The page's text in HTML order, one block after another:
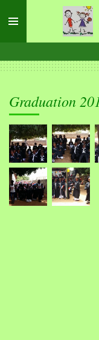
direct
de
hoofdinhoud
Graduation